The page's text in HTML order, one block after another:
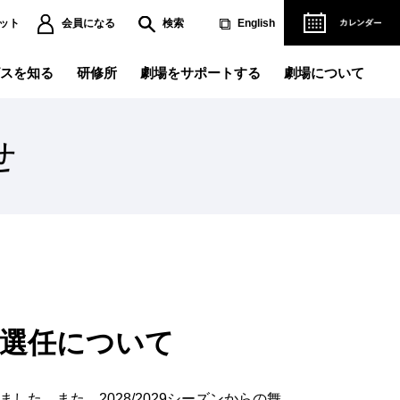
ト 会員になる 検索 English
催公演一覧
公演
記録データベース
を知る
使用のお申し込み
研修所 劇場をサポートする
賛助会員になる
劇場について
理念
任について